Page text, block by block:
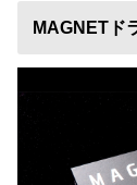
MAGNETド